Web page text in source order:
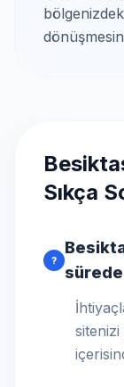
Sıkça
?
sürede